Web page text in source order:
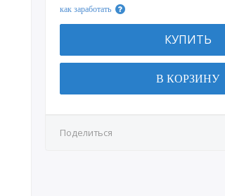
как заработать
КУПИТЬ
В КОРЗИНУ
Поделиться